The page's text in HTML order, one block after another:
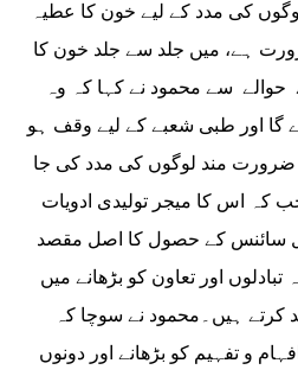
کی مدد کے لیے خون کا عطیہ
ہے، میں جلد سے جلد خون کا
سے محمود نے کہا کہ وہ
اور طبی شعبے کے لیے وقف ہو
ضرورت مند لوگوں کی مدد کی جا
کہ اس کا میجر تولیدی ادویات
سائنس کے حصول کا اصل مقصد
اور تعاون کو بڑھانے میں
کرتے ہیں۔محمود نے سوچا کہ
و تفہیم کو بڑھانے اور دونوں